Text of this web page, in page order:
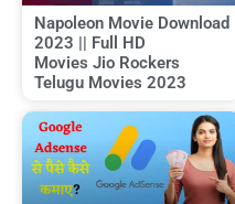
Napoleon Movie Download
2023 || Full HD
Movies Jio Rockers
Telugu Movies 2023